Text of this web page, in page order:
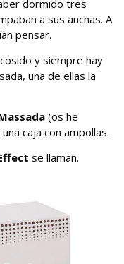
dormido tres
a sus anchas. A
pensar.
y siempre hay
una de ellas la
(os he
caja con ampollas.
se llaman.